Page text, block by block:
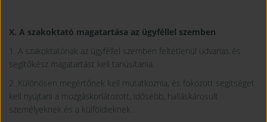
X. A szakoktató magatartása az ügyféllel szemben
1. A szakoktatónak az ügyféllel szemben feltétlenül udvarias és
segítőkész magatartást kell tanúsítania.
2. Különösen megértőnek kell mutatkoznia, és fokozott segítséget
kell nyújtani a mozgáskorlátozott, idősebb, halláskárosult
személyeknek és a külföldieknek.